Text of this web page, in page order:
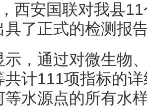
西安国联对我县
具了正式的检测报
示，通过对微生物
共计111项指标的
等水源点的所有水